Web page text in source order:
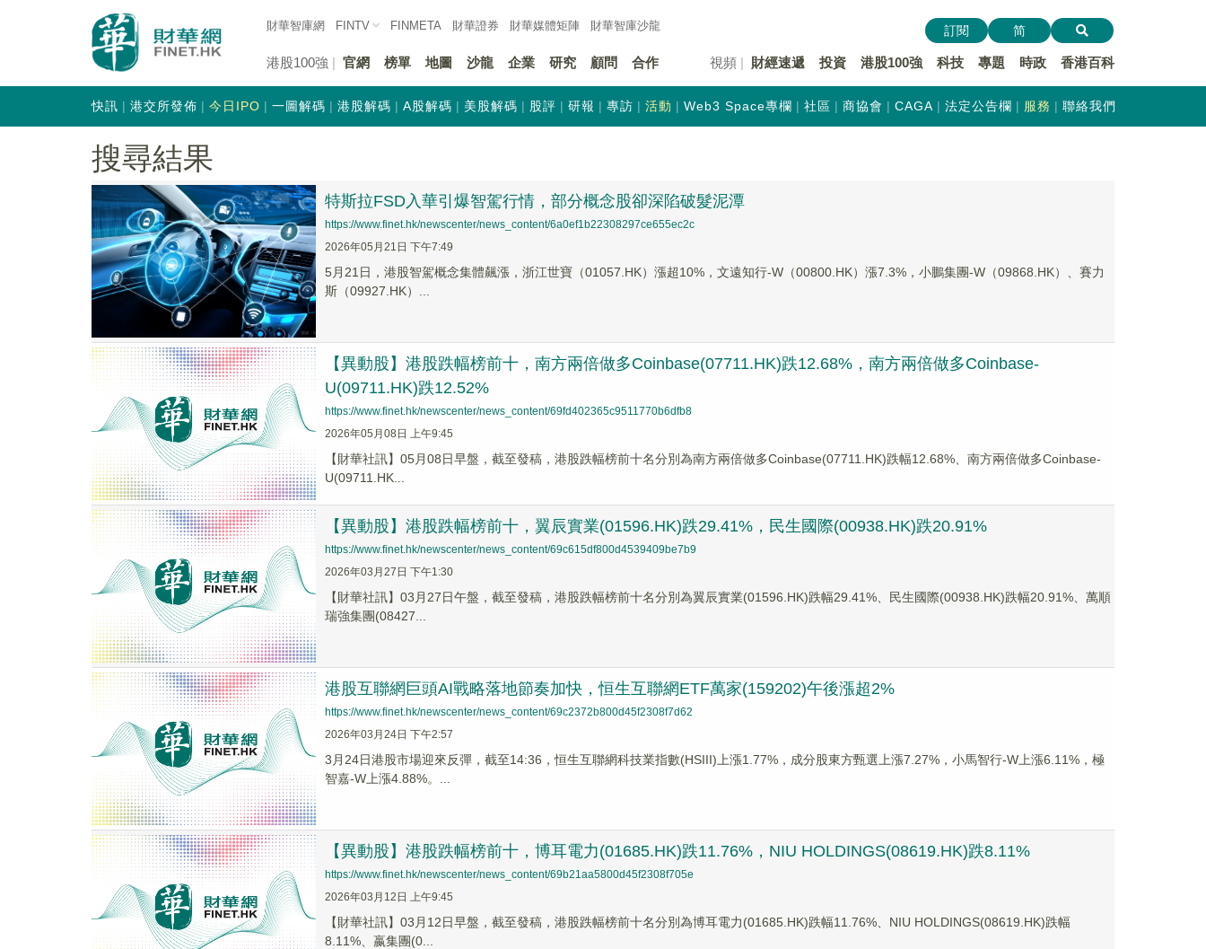
財華智庫網 FINTV FINMETA 財華證券 財華媒體矩陣 財華智庫沙龍
港股100強 官網 榜單 地圖 沙龍 企業 研究 顧問 合作 視頻 財經速遞 投資 港股100強 科技 專題 時政 香港百科
訂閱 简
快訊 港交所發佈 今日IPO 一圖解碼 港股解碼 A股解碼 美股解碼 股評 研報 專訪 活動 Web3 Space專欄 社區 商協會 CAGA 法定公告欄 服務 聯絡我們
搜尋結果
特斯拉FSD入華引爆智駕行情，部分概念股卻深陷破髮泥潭
https://www.finet.hk/newscenter/news_content/6a0ef1b22308297ce655ec2c
2026年05月21日 下午7:49
5月21日，港股智駕概念集體飆漲，浙江世寶（01057.HK）漲超10%，文遠知行-W（00800.HK）漲7.3%，小鵬集團-W（09868.HK）、賽力
斯（09927.HK）...
【異動股】港股跌幅榜前十，南方兩倍做多Coinbase(07711.HK)跌12.68%，南方兩倍做多Coinbase-
U(09711.HK)跌12.52%
https://www.finet.hk/newscenter/news_content/69fd402365c9511770b6dfb8
2026年05月08日 上午9:45
【財華社訊】05月08日早盤，截至發稿，港股跌幅榜前十名分別為南方兩倍做多Coinbase(07711.HK)跌幅12.68%、南方兩倍做多Coinbase-
U(09711.HK...
【異動股】港股跌幅榜前十，翼辰實業(01596.HK)跌29.41%，民生國際(00938.HK)跌20.91%
https://www.finet.hk/newscenter/news_content/69c615df800d4539409be7b9
2026年03月27日 下午1:30
【財華社訊】03月27日午盤，截至發稿，港股跌幅榜前十名分別為翼辰實業(01596.HK)跌幅29.41%、民生國際(00938.HK)跌幅20.91%、萬順
瑞強集團(08427...
港股互聯網巨頭AI戰略落地節奏加快，恒生互聯網ETF萬家(159202)午後漲超2%
https://www.finet.hk/newscenter/news_content/69c2372b800d45f2308f7d62
2026年03月24日 下午2:57
3月24日港股市場迎來反彈，截至14:36，恒生互聯網科技業指數(HSIII)上漲1.77%，成分股東方甄選上漲7.27%，小馬智行-W上漲6.11%，極
智嘉-W上漲4.88%。...
【異動股】港股跌幅榜前十，博耳電力(01685.HK)跌11.76%，NIU HOLDINGS(08619.HK)跌8.11%
https://www.finet.hk/newscenter/news_content/69b21aa5800d45f2308f705e
2026年03月12日 上午9:45
【財華社訊】03月12日早盤，截至發稿，港股跌幅榜前十名分別為博耳電力(01685.HK)跌幅11.76%、NIU HOLDINGS(08619.HK)跌幅
8.11%、嬴集團(0...